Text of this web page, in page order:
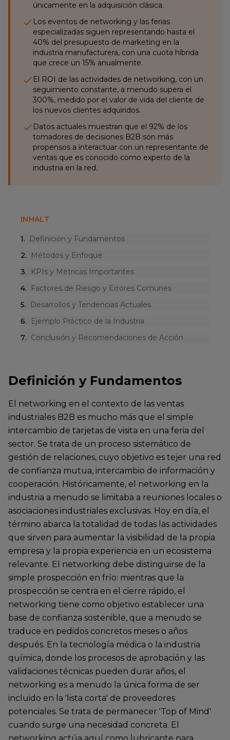
únicamente en la adquisición clásica.
Los eventos de networking y las ferias
especializadas siguen representando hasta el
40% del presupuesto de marketing en la
industria manufacturera, con una cuota híbrida
que crece un 15% anualmente.
El ROI de las actividades de networking, con un
seguimiento constante, a menudo supera el
300%, medido por el valor de vida del cliente de
los nuevos clientes adquiridos.
Datos actuales muestran que el 92% de los
tomadores de decisiones B2B son más
propensos a interactuar con un representante de
ventas que es conocido como experto de la
industria en la red.
INHALT
1.
Definición y Fundamentos
2.
Métodos y Enfoque
3.
KPIs y Métricas Importantes
4.
Factores de Riesgo y Errores Comunes
5.
Desarrollos y Tendencias Actuales
6.
Ejemplo Práctico de la Industria
7. Conclusión y Recomendaciones de Acción
Definición y Fundamentos
El networking en el contexto de las ventas
industriales B2B es mucho más que el simple
intercambio de tarjetas de visita en una feria del
sector. Se trata de un proceso sistemático de
gestión de relaciones, cuyo objetivo es tejer una red
de confianza mutua, intercambio de información y
cooperación. Históricamente, el networking en la
industria a menudo se limitaba a reuniones locales o
asociaciones industriales exclusivas. Hoy en día, el
término abarca la totalidad de todas las actividades
que sirven para aumentar la visibilidad de la propia
empresa y la propia experiencia en un ecosistema
relevante. El networking debe distinguirse de la
simple prospección en frío: mientras que la
prospección se centra en el cierre rápido, el
networking tiene como objetivo establecer una
base de confianza sostenible, que a menudo se
traduce en pedidos concretos meses o años
después. En la tecnología médica o la industria
química, donde los procesos de aprobación y las
validaciones técnicas pueden durar años, el
networking es a menudo la única forma de ser
incluido en la 'lista corta' de proveedores
potenciales. Se trata de permanecer 'Top of Mind'
cuando surge una necesidad concreta. El